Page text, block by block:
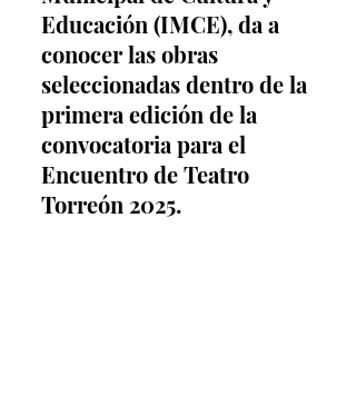
Educación (IMCE), da a
conocer las obras
seleccionadas dentro de la
primera edición de la
convocatoria para el
Encuentro de Teatro
Torreón 2025.